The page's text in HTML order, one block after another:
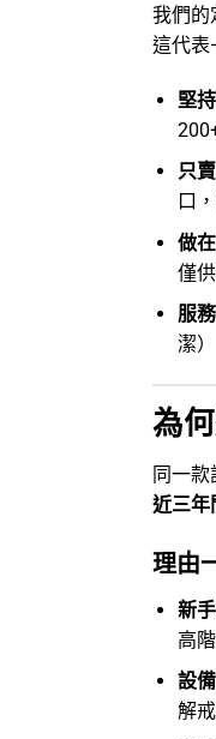
我們的
這代
堅
只
口
做
僅
服
潔
為
同一
近三年
理由
新
高
設
解